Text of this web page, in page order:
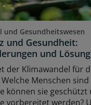
und Gesundheitswesen
und Gesundheit:
und
der Klimawandel für
Menschen
können sie geschützt
vorbereitet werden?